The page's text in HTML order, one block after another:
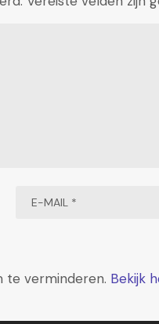
te verminderen. Bekijk